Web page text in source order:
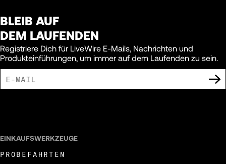
BLEIB AUF
DEM LAUFENDEN
Registriere Dich für LiveWire E-Mails, Nachrichten und
Produkteinführungen, um immer auf dem Laufenden zu sein.
EINKAUFSWERKZEUGE
PROBEFAHRTEN